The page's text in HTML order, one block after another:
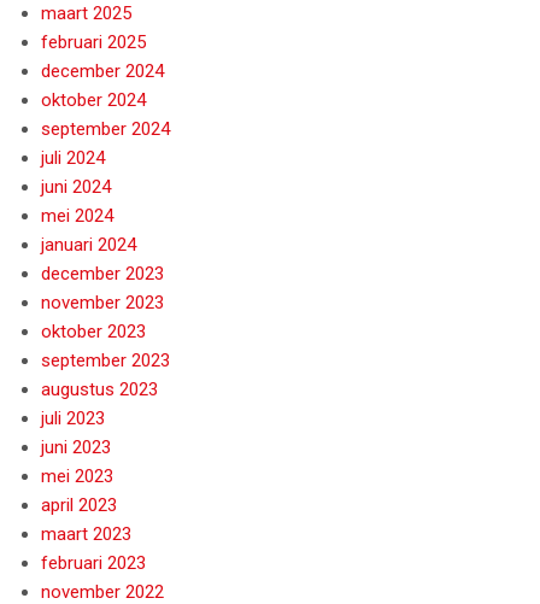
maart 2025
februari 2025
december 2024
oktober 2024
september 2024
juli 2024
juni 2024
mei 2024
januari 2024
december 2023
november 2023
oktober 2023
september 2023
augustus 2023
juli 2023
juni 2023
mei 2023
april 2023
maart 2023
februari 2023
november 2022